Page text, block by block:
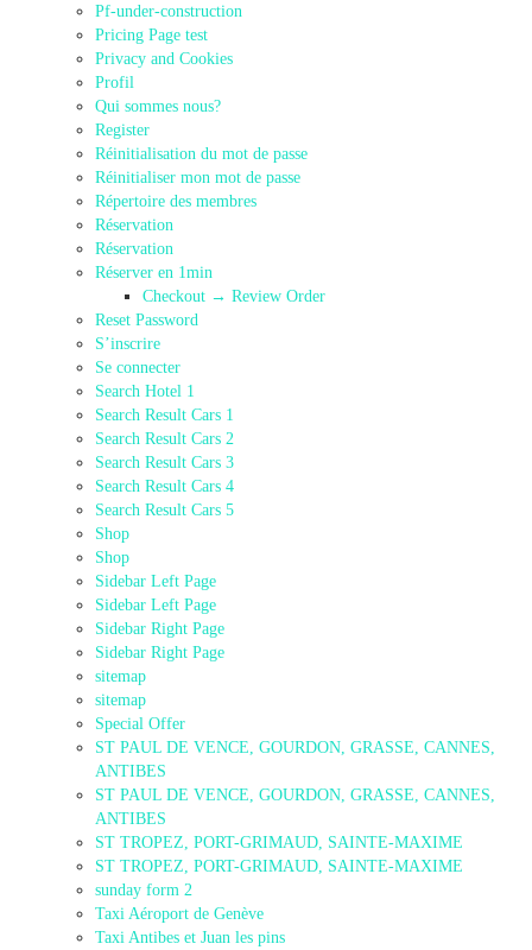
Pf-under-construction
Pricing Page test
Privacy and Cookies
Profil
Qui sommes nous?
Register
Réinitialisation du mot de passe
Réinitialiser mon mot de passe
Répertoire des membres
Réservation
Réservation
Réserver en 1min
Checkout → Review Order
Reset Password
S’inscrire
Se connecter
Search Hotel 1
Search Result Cars 1
Search Result Cars 2
Search Result Cars 3
Search Result Cars 4
Search Result Cars 5
Shop
Shop
Sidebar Left Page
Sidebar Left Page
Sidebar Right Page
Sidebar Right Page
sitemap
sitemap
Special Offer
ST PAUL DE VENCE, GOURDON, GRASSE, CANNES,
ANTIBES
ST PAUL DE VENCE, GOURDON, GRASSE, CANNES,
ANTIBES
ST TROPEZ, PORT-GRIMAUD, SAINTE-MAXIME
ST TROPEZ, PORT-GRIMAUD, SAINTE-MAXIME
sunday form 2
Taxi Aéroport de Genève
Taxi Antibes et Juan les pins